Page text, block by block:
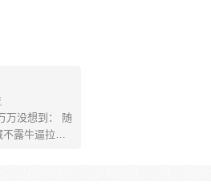
万没想到： 随
露牛逼拉